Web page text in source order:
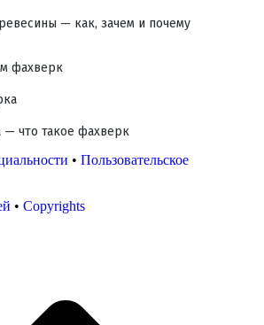
— как, зачем и почему
фахверк
— что такое фахверк
• Пользовательское
• Copyrights